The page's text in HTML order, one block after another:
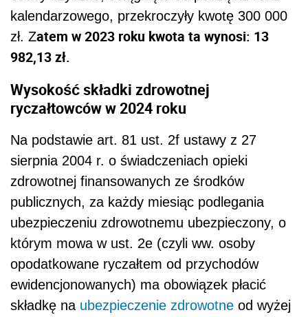
kalendarzowego, przekroczyły kwotę 300 000
zł. Zatem w 2023 roku kwota ta wynosi: 13
982,13 zł.
Wysokość składki zdrowotnej
ryczałtowców w 2024 roku
Na podstawie art. 81 ust. 2f ustawy z 27
sierpnia 2004 r. o świadczeniach opieki
zdrowotnej finansowanych ze środków
publicznych, za każdy miesiąc podlegania
ubezpieczeniu zdrowotnemu ubezpieczony, o
którym mowa w ust. 2e (czyli ww. osoby
opodatkowane ryczałtem od przychodów
ewidencjonowanych) ma obowiązek płacić
składkę na ubezpieczenie zdrowotne od wyżej